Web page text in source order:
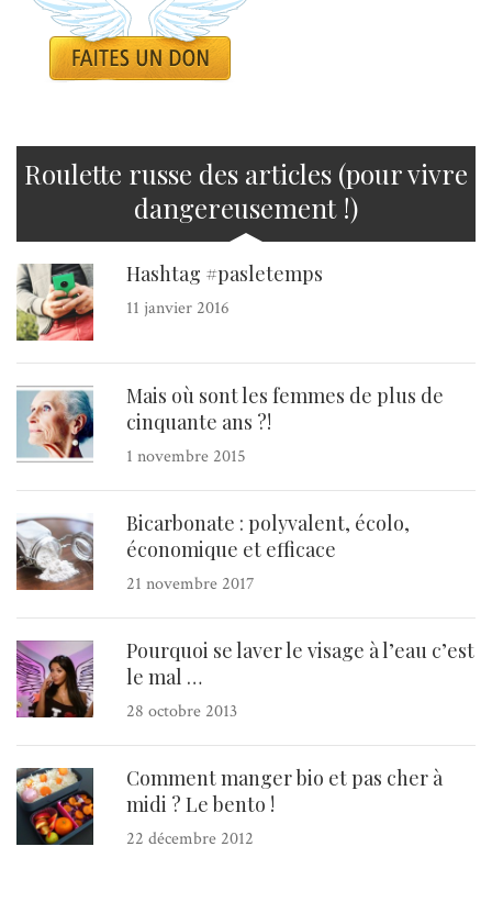
Roulette russe des articles (pour vivre
dangereusement !)
Hashtag #pasletemps
11 janvier 2016
Mais où sont les femmes de plus de
cinquante ans ?!
1 novembre 2015
Bicarbonate : polyvalent, écolo,
économique et efficace
21 novembre 2017
Pourquoi se laver le visage à l’eau c’est
le mal …
28 octobre 2013
Comment manger bio et pas cher à
midi ? Le bento !
22 décembre 2012